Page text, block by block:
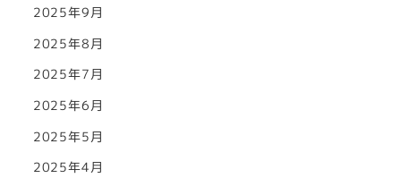
2025年9月
2025年8月
2025年7月
2025年6月
2025年5月
2025年4月